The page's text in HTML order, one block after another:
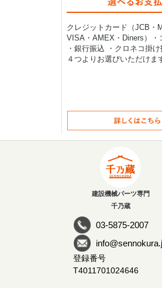
クレジットカード（JCB・
VISA・AMEX・Diners）・
・銀行振込 ・クロネコ掛
４つよりお選びいただけま
建設機械パーツ専門
千乃蔵
03-5875-2007
登録番号
T4011701024646